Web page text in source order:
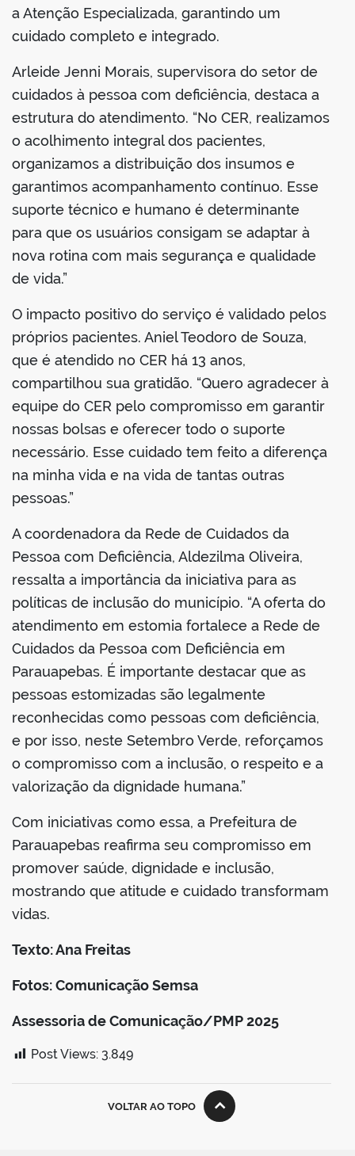
a Atenção Especializada, garantindo um
cuidado completo e integrado.
Arleide Jenni Morais, supervisora do setor de
cuidados à pessoa com deficiência, destaca a
estrutura do atendimento. “No CER, realizamos
o acolhimento integral dos pacientes,
organizamos a distribuição dos insumos e
garantimos acompanhamento contínuo. Esse
suporte técnico e humano é determinante
para que os usuários consigam se adaptar à
nova rotina com mais segurança e qualidade
de vida.”
O impacto positivo do serviço é validado pelos
próprios pacientes. Aniel Teodoro de Souza,
que é atendido no CER há 13 anos,
compartilhou sua gratidão. “Quero agradecer à
equipe do CER pelo compromisso em garantir
nossas bolsas e oferecer todo o suporte
necessário. Esse cuidado tem feito a diferença
na minha vida e na vida de tantas outras
pessoas.”
A coordenadora da Rede de Cuidados da
Pessoa com Deficiência, Aldezilma Oliveira,
ressalta a importância da iniciativa para as
políticas de inclusão do município. “A oferta do
atendimento em estomia fortalece a Rede de
Cuidados da Pessoa com Deficiência em
Parauapebas. É importante destacar que as
pessoas estomizadas são legalmente
reconhecidas como pessoas com deficiência,
e por isso, neste Setembro Verde, reforçamos
o compromisso com a inclusão, o respeito e a
valorização da dignidade humana.”
Com iniciativas como essa, a Prefeitura de
Parauapebas reafirma seu compromisso em
promover saúde, dignidade e inclusão,
mostrando que atitude e cuidado transformam
vidas.
Texto: Ana Freitas
Fotos: Comunicação Semsa
Assessoria de Comunicação/PMP 2025
Post Views: 3.849
VOLTAR AO TOPO